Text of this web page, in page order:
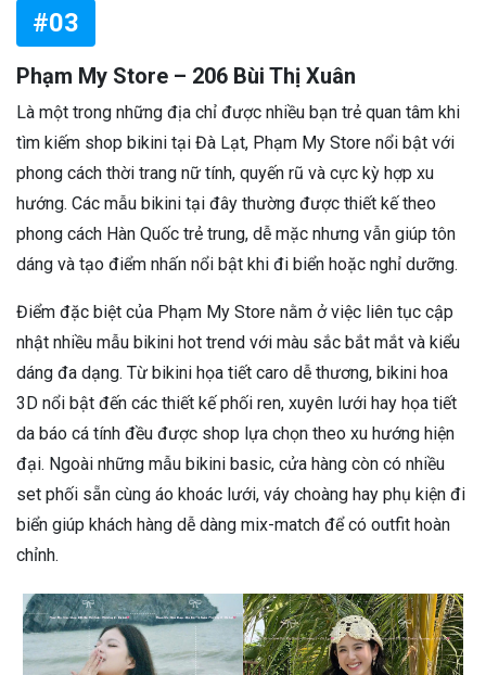
#03
Phạm My Store – 206 Bùi Thị Xuân
Là một trong những địa chỉ được nhiều bạn trẻ quan tâm khi
tìm kiếm shop bikini tại Đà Lạt, Phạm My Store nổi bật với
phong cách thời trang nữ tính, quyến rũ và cực kỳ hợp xu
hướng. Các mẫu bikini tại đây thường được thiết kế theo
phong cách Hàn Quốc trẻ trung, dễ mặc nhưng vẫn giúp tôn
dáng và tạo điểm nhấn nổi bật khi đi biển hoặc nghỉ dưỡng.
Điểm đặc biệt của Phạm My Store nằm ở việc liên tục cập
nhật nhiều mẫu bikini hot trend với màu sắc bắt mắt và kiểu
dáng đa dạng. Từ bikini họa tiết caro dễ thương, bikini hoa
3D nổi bật đến các thiết kế phối ren, xuyên lưới hay họa tiết
da báo cá tính đều được shop lựa chọn theo xu hướng hiện
đại. Ngoài những mẫu bikini basic, cửa hàng còn có nhiều
set phối sẵn cùng áo khoác lưới, váy choàng hay phụ kiện đi
biển giúp khách hàng dễ dàng mix-match để có outfit hoàn
chỉnh.